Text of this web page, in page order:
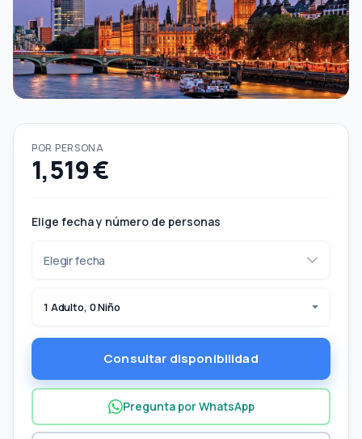
POR PERSONA
1,519 €
Elige fecha y número de personas
1 Adulto, 0 Niño
Consultar disponibilidad
Pregunta por WhatsApp